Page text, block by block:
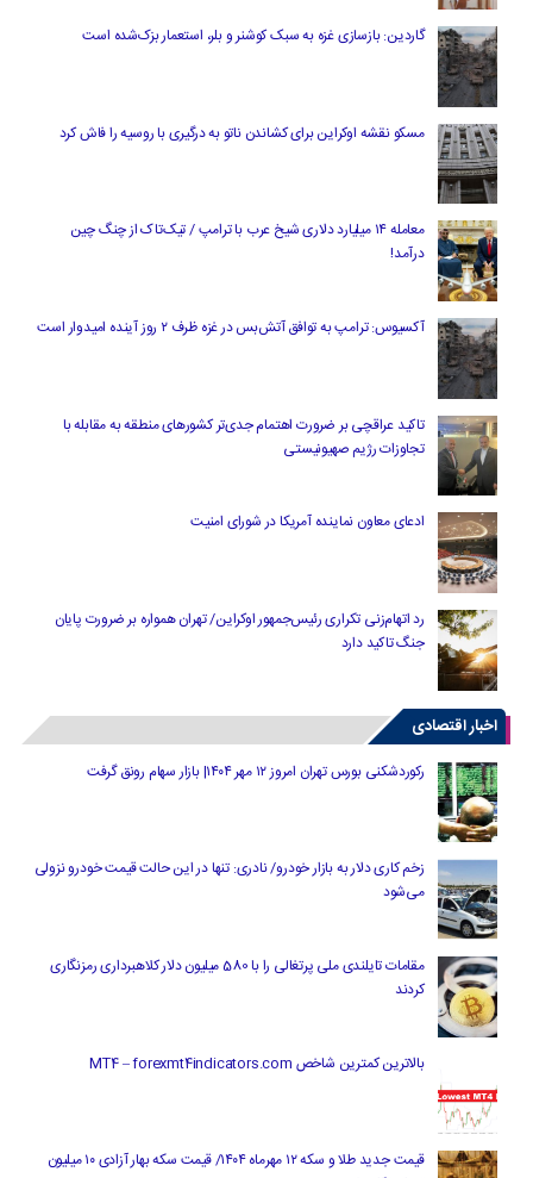
گاردین: بازسازی غزه به سبک کوشنر و بلر، استعمار بزک‌شده است
مسکو نقشه اوکراین برای کشاندن ناتو به درگیری با روسیه را فاش کرد
معامله ۱۴ میلیارد دلاری شیخ عرب با ترامپ / تیک‌تاک از چنگ چین
درآمد!
آکسیوس: ترامپ به توافق آتش‌بس در غزه ظرف ۲ روز آینده امیدوار است
تاکید عراقچی بر ضرورت اهتمام جدی‌تر کشورهای منطقه به مقابله با
تجاوزات رژیم صهیونیستی
ادعای معاون نماینده آمریکا در شورای امنیت
رد اتهام‌زنی تکراری رئیس‌جمهور اوکراین/ تهران همواره بر ضرورت پایان
جنگ تاکید دارد
اخبار اقتصادی
رکوردشکنی بورس تهران امروز ۱۲ مهر ۱۴۰۴| بازار سهام رونق گرفت
زخم کاری دلار به بازار خودرو/ نادری: تنها در این حالت قیمت خودرو نزولی
می‌شود
مقامات تایلندی ملی پرتغالی را با 580 میلیون دلار کلاهبرداری رمزنگاری
کردند
بالاترین کمترین شاخص MT4 – forexmt4indicators.com
قیمت جدید طلا و سکه ۱۲ مهرماه ۱۴۰۴/ قیمت سکه بهار آزادی ۱۰ میلیون